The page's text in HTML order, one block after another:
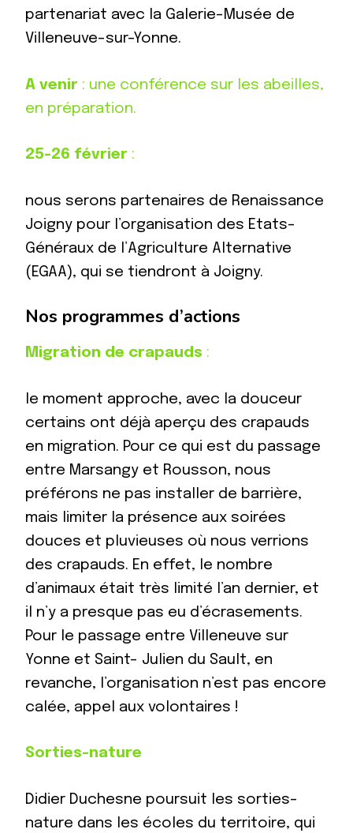
partenariat avec la Galerie-Musée de
Villeneuve-sur-Yonne.
A venir : une conférence sur les abeilles,
en préparation.
25-26 février :
nous serons partenaires de Renaissance
Joigny pour l’organisation des Etats-
Généraux de l’Agriculture Alternative
(EGAA), qui se tiendront à Joigny.
Nos programmes d’actions
Migration de crapauds :
le moment approche, avec la douceur
certains ont déjà aperçu des crapauds
en migration. Pour ce qui est du passage
entre Marsangy et Rousson, nous
préférons ne pas installer de barrière,
mais limiter la présence aux soirées
douces et pluvieuses où nous verrions
des crapauds. En effet, le nombre
d’animaux était très limité l’an dernier, et
il n’y a presque pas eu d’écrasements.
Pour le passage entre Villeneuve sur
Yonne et Saint- Julien du Sault, en
revanche, l’organisation n’est pas encore
calée, appel aux volontaires !
Sorties-nature
Didier Duchesne poursuit les sorties-
nature dans les écoles du territoire, qui